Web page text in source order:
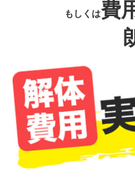
もしくは費